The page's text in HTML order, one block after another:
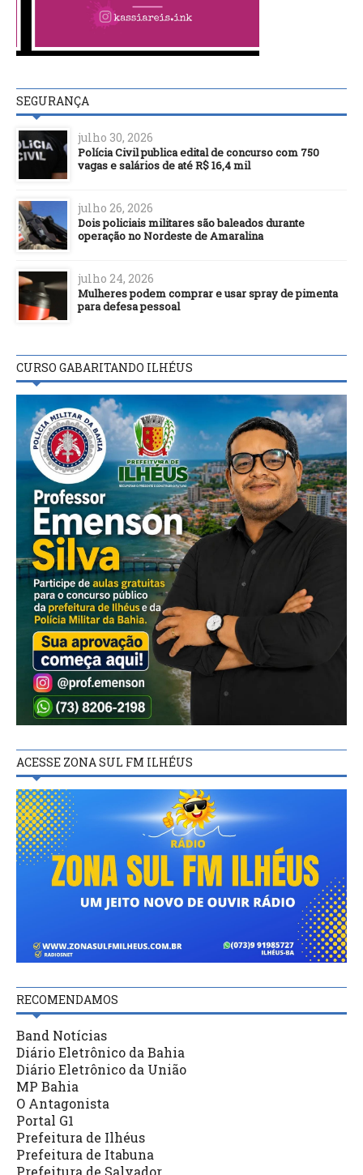
SEGURANÇA
julho 30, 2026
Polícia Civil publica edital de concurso com 750
vagas e salários de até R$ 16,4 mil
julho 26, 2026
Dois policiais militares são baleados durante
operação no Nordeste de Amaralina
julho 24, 2026
Mulheres podem comprar e usar spray de pimenta
para defesa pessoal
CURSO GABARITANDO ILHÉUS
ACESSE ZONA SUL FM ILHÉUS
RECOMENDAMOS
Band Notícias
Diário Eletrônico da Bahia
Diário Eletrônico da União
MP Bahia
O Antagonista
Portal G1
Prefeitura de Ilhéus
Prefeitura de Itabuna
Prefeitura de Salvador